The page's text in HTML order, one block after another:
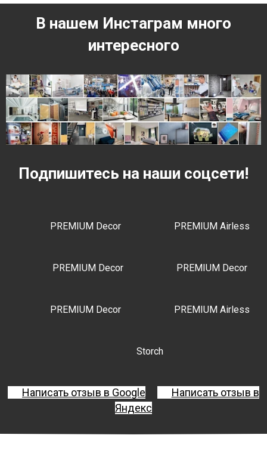
В нашем Инстаграм много
интересного
Подпишитесь на наши соцсети!
PREMIUM Decor PREMIUM Airless
PREMIUM Decor PREMIUM Decor
PREMIUM Decor PREMIUM Airless
Storch
Написать отзыв в Google
Написать отзыв в
Яндекс